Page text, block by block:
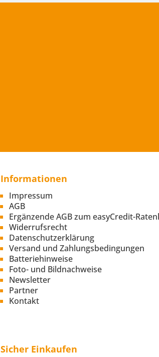
Informationen
Impressum
AGB
Ergänzende AGB zum easyCredit-
Widerrufsrecht
Datenschutzerklärung
Versand und Zahlungsbedingungen
Batteriehinweise
Foto- und Bildnachweise
Newsletter
Partner
Kontakt
Sicher Einkaufen